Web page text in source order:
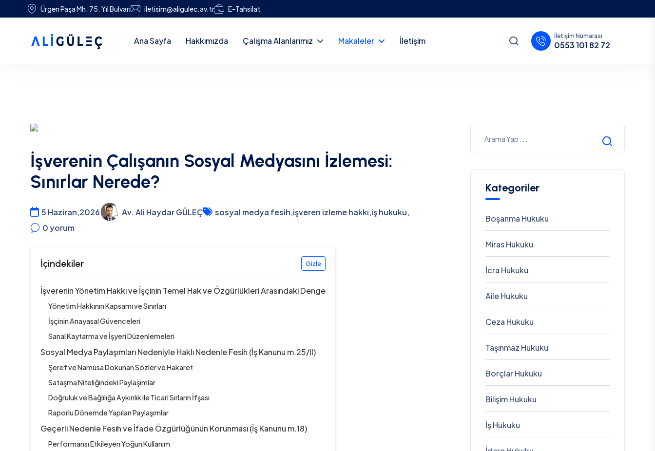
Ürgen Paşa Mh. 75. Yıl Bulvarı iletisim@aligulec.av.tr E-Tahsilat
Ana Sayfa Hakkımızda Çalışma Alanlarımız Makaleler İletişim İletişim Numarası
0553 101 82 72
İşverenin Çalışanın Sosyal Medyasını İzlemesi:
Sınırlar Nerede?
5 Haziran,2026 Av. Ali Haydar GÜLEÇ sosyal medya fesih,işveren izleme hakkı,iş hukuku,
0yorum
İçindekiler Gizle
İşverenin Yönetim Hakkı ve İşçinin Temel Hak ve Özgürlükleri Arasındaki Denge
Yönetim Hakkının Kapsamı ve Sınırları
İşçinin Anayasal Güvenceleri
Sanal Kaytarma ve İşyeri Düzenlemeleri
Sosyal Medya Paylaşımları Nedeniyle Haklı Nedenle Fesih (İş Kanunu m.25/II)
Şeref ve Namusa Dokunan Sözler ve Hakaret
Sataşma Niteliğindeki Paylaşımlar
Doğruluk ve Bağlılığa Aykırılık ile Ticari Sırların İfşası
Raporlu Dönemde Yapılan Paylaşımlar
Geçerli Nedenle Fesih ve İfade Özgürlüğünün Korunması (İş Kanunu m.18)
Performansı Etkileyen Yoğun Kullanım
Kategoriler
Boşanma Hukuku
Miras Hukuku
İcra Hukuku
Aile Hukuku
Ceza Hukuku
Taşınmaz Hukuku
Borçlar Hukuku
Bilişim Hukuku
İş Hukuku